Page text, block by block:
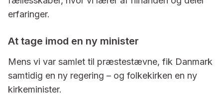
erfaringer.
At tage imod en ny minister
Mens vi var samlet til præstestævne, fik Danmark
samtidig en ny regering – og folkekirken en ny
kirkeminister.